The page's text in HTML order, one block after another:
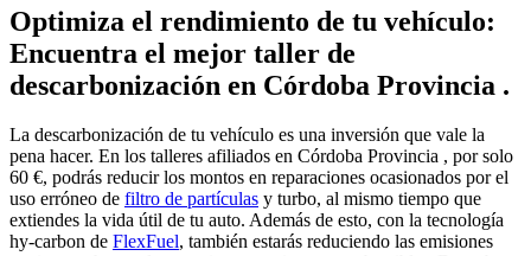
Optimiza el rendimiento de tu vehículo:
Encuentra el mejor taller de
descarbonización en Córdoba Provincia .
La descarbonización de tu vehículo es una inversión que vale la
pena hacer. En los talleres afiliados en Córdoba Provincia , por solo
60 €, podrás reducir los montos en reparaciones ocasionados por el
uso erróneo de filtro de partículas y turbo, al mismo tiempo que
extiendes la vida útil de tu auto. Además de esto, con la tecnología
hy-carbon de FlexFuel, también estarás reduciendo las emisiones